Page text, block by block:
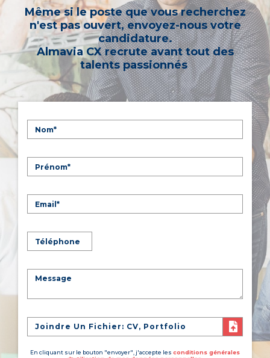
Même si le poste que vous recherchez
n'est pas ouvert, envoyez-nous votre
candidature.
Almavia CX recrute avant tout des
talents passionnés
Joindre Un Fichier: CV, Portfolio
En cliquant sur le bouton "envoyer", j'accepte les conditions générales